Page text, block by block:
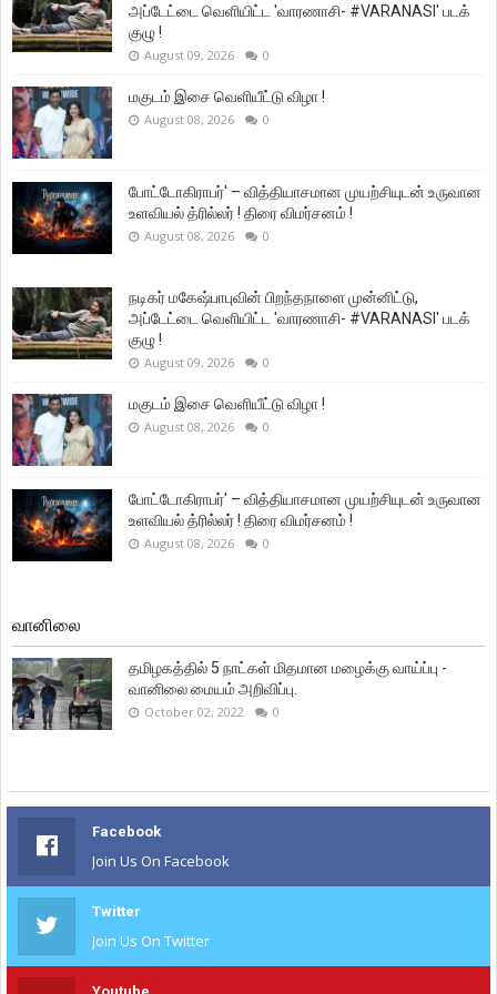
அப்டேட்டை வெளியிட்ட 'வாரணாசி- #VARANASI' படக்
குழு !
August 09, 2026 0
மகுடம் இசை வெளியீட்டு விழா !
August 08, 2026 0
போட்டோகிராபர்' – வித்தியாசமான முயற்சியுடன் உருவான
உளவியல் த்ரில்லர் ! திரை விமர்சனம் !
August 08, 2026 0
நடிகர் மகேஷ்பாபுவின் பிறந்தநாளை முன்னிட்டு,
அப்டேட்டை வெளியிட்ட 'வாரணாசி- #VARANASI' படக்
குழு !
August 09, 2026 0
மகுடம் இசை வெளியீட்டு விழா !
August 08, 2026 0
போட்டோகிராபர்' – வித்தியாசமான முயற்சியுடன் உருவான
உளவியல் த்ரில்லர் ! திரை விமர்சனம் !
August 08, 2026 0
வானிலை
தமிழகத்தில் 5 நாட்கள் மிதமான மழைக்கு வாய்ப்பு -
வானிலை மையம் அறிவிப்பு.
October 02, 2022 0
Facebook
Join Us On Facebook
Twitter
Join Us On Twitter